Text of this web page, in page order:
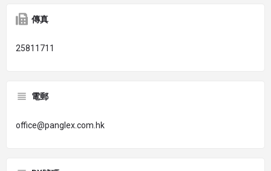
傳真
25811711
電郵
office@panglex.com.hk